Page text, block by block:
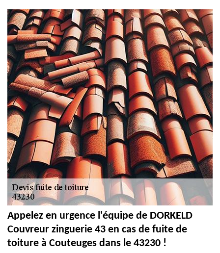
Appelez en urgence l'équipe de DORKELD
Couvreur zinguerie 43 en cas de fuite de
toiture à Couteuges dans le 43230 !